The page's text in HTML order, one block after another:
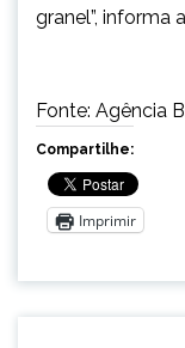
granel”, informa
Fonte: Agência
Compartilhe:
Imprimir